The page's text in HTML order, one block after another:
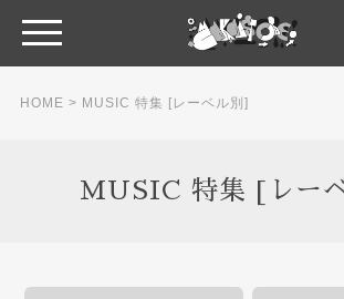
HOME > MUSIC 特集 [レーベル別]
MUSIC 特集 [レー